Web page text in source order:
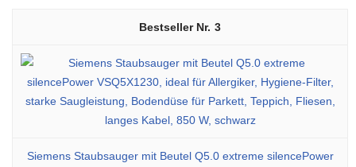
3
Siemens Staubsauger mit Beutel Q5.0 extreme silencePower